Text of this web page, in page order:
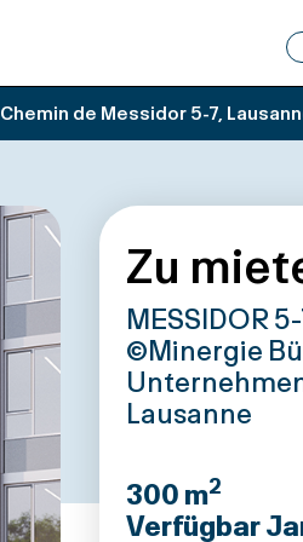
Chemin de Messidor 5-7,
Zu
MESSIDOR
©Minergie
Lausanne
300 m2
Verfügbar